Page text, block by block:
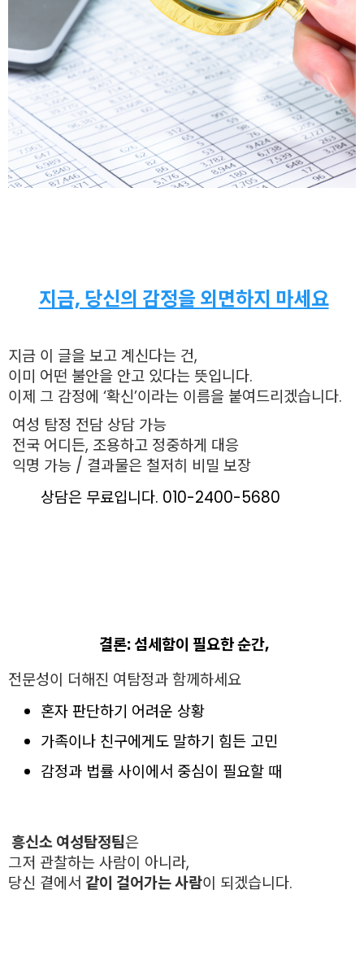
지금, 당신의 감정을 외면하지 마세요
지금 이 글을 보고 계신다는 건,
이미 어떤 불안을 안고 있다는 뜻입니다.
이제 그 감정에 ‘확신’이라는 이름을 붙여드리겠습니다.
여성 탐정 전담 상담 가능
전국 어디든, 조용하고 정중하게 대응
익명 가능 / 결과물은 철저히 비밀 보장
상담은 무료입니다. 010-2400-5680
결론: 섬세함이 필요한 순간,
전문성이 더해진 여탐정과 함께하세요
혼자 판단하기 어려운 상황
가족이나 친구에게도 말하기 힘든 고민
감정과 법률 사이에서 중심이 필요할 때
흥신소 여성탐정팀은
그저 관찰하는 사람이 아니라,
당신 곁에서 같이 걸어가는 사람이 되겠습니다.